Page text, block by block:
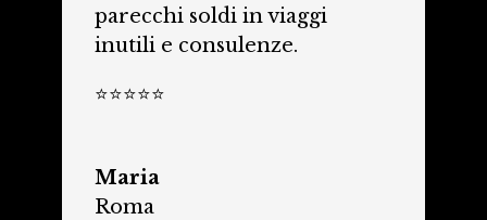
parecchi soldi in viaggi
inutili e consulenze.
⭐⭐⭐⭐⭐
Maria
Roma